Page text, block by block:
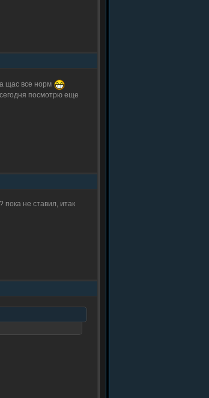
щас все норм
посмотрю еще
пока не ставил, итак